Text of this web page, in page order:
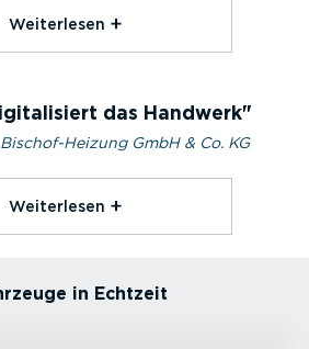
Weiterlesen⁠
das Handwerk
Heizung GmbH & Co. KG
Weiterlesen⁠
in Echtzeit